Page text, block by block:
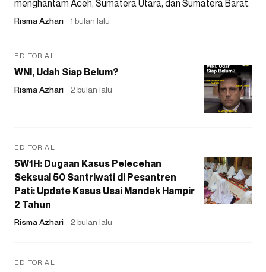
menghantam Aceh, Sumatera Utara, dan Sumatera Barat.
Risma Azhari 1 bulan lalu
EDITORIAL
WNI, Udah Siap Belum?
Risma Azhari 2 bulan lalu
EDITORIAL
5W1H: Dugaan Kasus Pelecehan
Seksual 50 Santriwati di Pesantren
Pati: Update Kasus Usai Mandek Hampir
2 Tahun
Risma Azhari 2 bulan lalu
EDITORIAL